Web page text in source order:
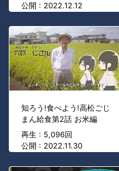
公開 : 2022.12.12
知ろう!食べよう!高松ごじ
まん給食第2話 お米編
再生 : 5,096回
公開 : 2022.11.30